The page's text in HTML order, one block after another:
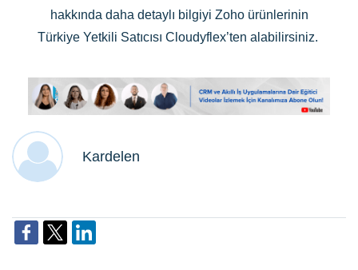
hakkında daha detaylı bilgiyi Zoho ürünlerinin
Türkiye Yetkili Satıcısı Cloudyflex’ten alabilirsiniz.
Kardelen